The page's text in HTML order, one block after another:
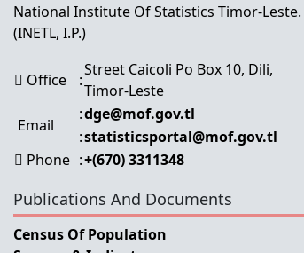
National Institute Of Statistics Timor-Leste.
(INETL, I.P.)
Office :
Street Caicoli Po Box 10, Dili,
Timor-Leste
Email
:dge@mof.gov.tl
:statisticsportal@mof.gov.tl
Phone :+(670) 3311348
Publications And Documents
Census Of Population